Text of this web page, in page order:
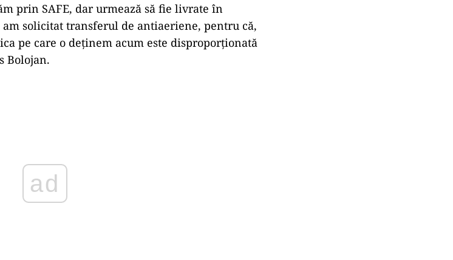
prin SAFE, dar urmează să fie livrate în
solicitat transferul de antiaeriene, pentru că,
pe care o deținem acum este disproporționată
Bolojan.